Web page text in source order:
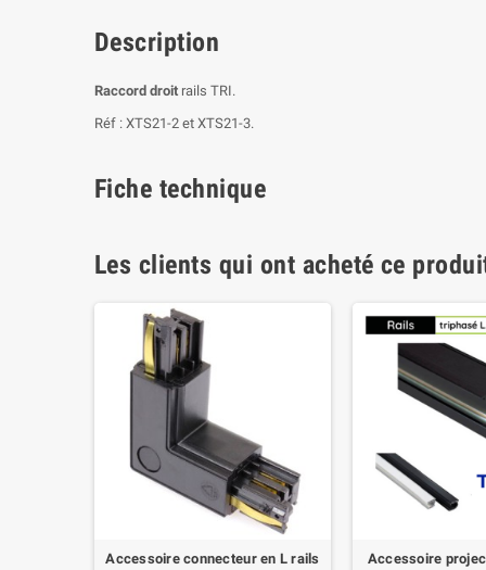
Description
Raccord droit rails TRI.
Réf : XTS21-2 et XTS21-3.
Fiche technique
Les clients qui ont acheté ce
Accessoire connecteur en L rails
Accessoire